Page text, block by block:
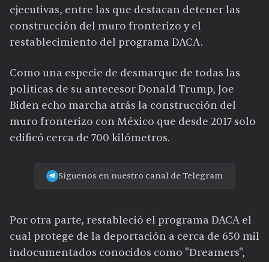
ejecutivas, entre las que destacan detener las
construcción del muro fronterizo y el
restablecimiento del programa DACA.
Como una especie de desmarque de todas las
políticas de su antecesor Donald Trump, Joe
Biden echo marcha atrás la construcción del
muro fronterizo con México que desde 2017 solo
edificó cerca de 700 kilómetros.
Síguenos en nuestro canal de Telegram
Por otra parte, restableció el programa DACA el
cual protege de la deportación a cerca de 650 mil
indocumentados conocidos como "Dreamers",